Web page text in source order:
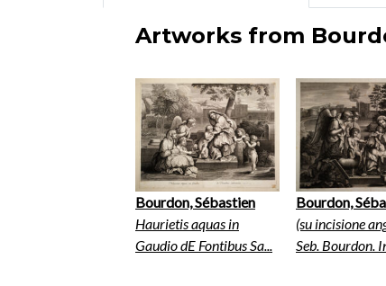
Artworks from
Bourdon, Sébastien
Haurietis aquas in
Gaudio dE Fontibus Sa...
Bourdon,
(su incisione
Seb. Bourdon.